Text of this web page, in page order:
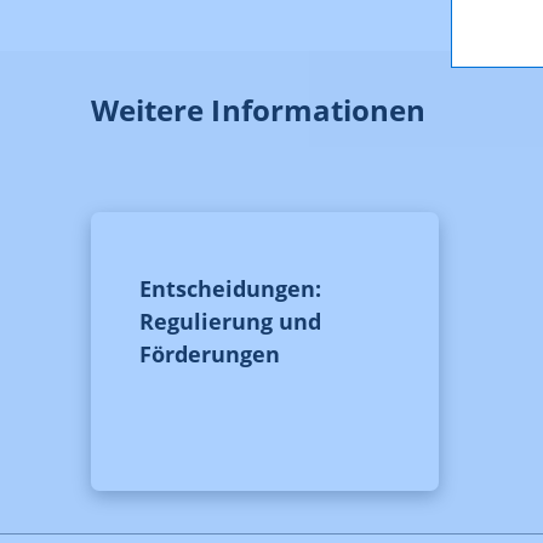
Weitere Informationen
Entscheidungen:
Regulierung und
Förderungen